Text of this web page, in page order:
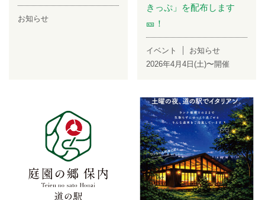
お知らせ
きっぷ」を配布します
🎫！
イベント
お知らせ
2026年4月4日(土)〜開催